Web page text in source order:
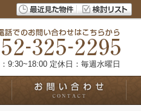
9:30~18:00 定休日：毎週水曜日